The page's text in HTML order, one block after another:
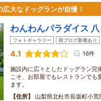
大なドッグランが自慢！
わんわんパラダイス
フォトギャラリー 宿ブログ新着あり
4.1 16件
施設内に広々としたドッグラン完
こそ、お部屋でもレストランでも
ます。
住所
山梨県北杜市長坂町小荒